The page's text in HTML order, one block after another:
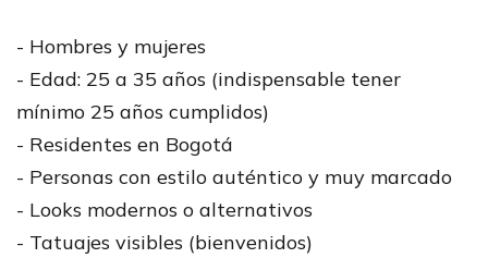
- Hombres y mujeres
- Edad: 25 a 35 años (indispensable tener
mínimo 25 años cumplidos)
- Residentes en Bogotá
- Personas con estilo auténtico y muy marcado
- Looks modernos o alternativos
- Tatuajes visibles (bienvenidos)